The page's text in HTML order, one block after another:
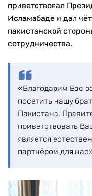
приветствовал
Исламабаде и дал
пакистанской
сотрудничества.
«Благодарим Вас
посетить нашу
Пакистана,
приветствовать
является
партнёром для